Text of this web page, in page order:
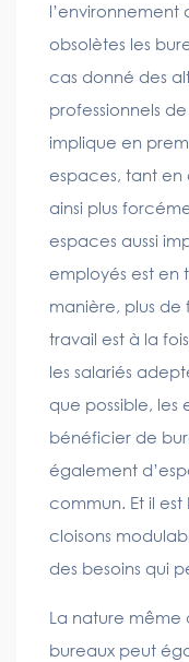
l’environnement
obsolètes les
cas donné des
professionnels de
implique en
espaces, tant en
ainsi plus
espaces aussi
employés est en
manière, plus de
travail est à la
les salariés
que possible, les
bénéficier de
également
commun. Et il
cloisons
des besoins qui
La nature même
bureaux peut